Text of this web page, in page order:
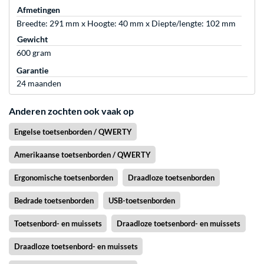
Afmetingen
Breedte: 291 mm x Hoogte: 40 mm x Diepte/lengte: 102 mm
Gewicht
600 gram
Garantie
24 maanden
Anderen zochten ook vaak op
Engelse toetsenborden / QWERTY
Amerikaanse toetsenborden / QWERTY
Ergonomische toetsenborden Draadloze toetsenborden
Bedrade toetsenborden USB-toetsenborden
Toetsenbord- en muissets Draadloze toetsenbord- en muissets
Draadloze toetsenbord- en muissets